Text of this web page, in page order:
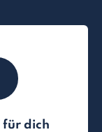
für dich